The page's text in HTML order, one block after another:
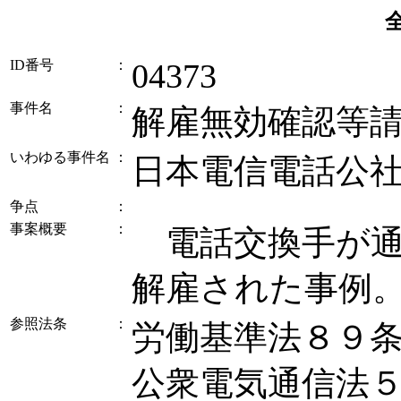
ID番号 ： 04373
事件名 ： 解雇無効確認等
いわゆる事件名 ： 日本電信電話公
争点
：
事案概要
：
電話交換手が
解雇された事例
参照法条 ：
労働基準法８９
公衆電気通信法